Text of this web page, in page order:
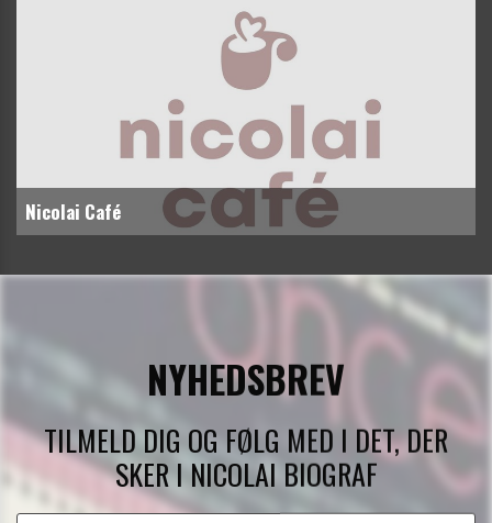
Nicolai Café
NYHEDSBREV
TILMELD DIG OG FØLG MED I DET, DER
SKER I NICOLAI BIOGRAF